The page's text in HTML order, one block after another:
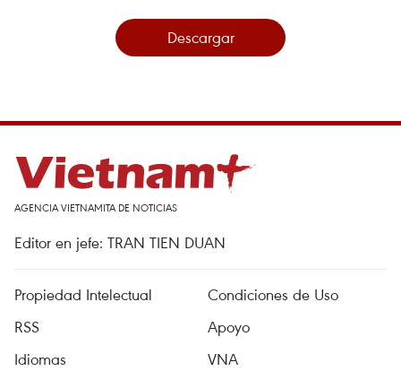
Descargar
AGENCIA VIETNAMITA DE NOTICIAS
Editor en jefe: TRAN TIEN DUAN
Propiedad Intelectual
Condiciones de Uso
RSS
Apoyo
Idiomas
VNA